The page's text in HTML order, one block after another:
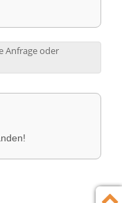
Anfrage oder